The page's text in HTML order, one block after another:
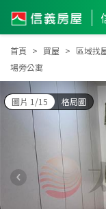
首頁 買屋 區域找
場旁公寓
圖片 1/15 格局圖